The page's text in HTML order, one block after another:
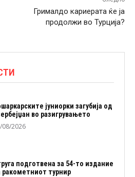
Грималдо кариерата ќе ја
продолжи во Турција?
јуниорки загубија од
во разигрувањето
08/2026
подготвена за 54-то издание
ракометниот турнир